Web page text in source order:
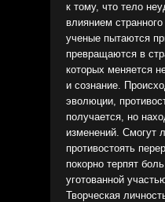
к тому, что тело
влиянием
ученые пытаются
превращаются в
которых меняется
и сознание.
эволюции,
получается, но
изменений. Смогут
противостоять
покорно терпят
уготованной
Творческая